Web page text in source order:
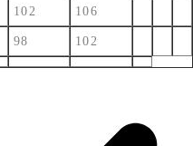
102 106
98 102